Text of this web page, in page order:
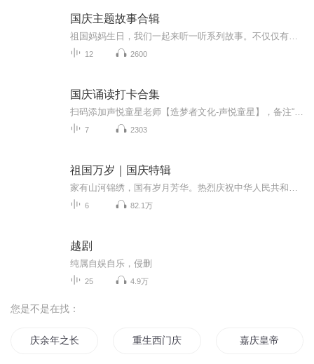
国庆主题故事合辑
12 2600
国庆诵读打卡合集
7 2303
祖国万岁｜国庆特辑
6 82.1万
越剧
纯属自娱自乐，侵删
25 4.9万
您是不是在找：
庆余年之长歌行 重生西门庆 嘉庆皇帝